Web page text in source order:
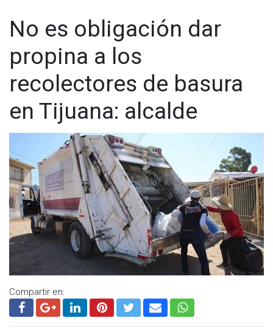
No es obligación dar
propina a los
recolectores de basura
en Tijuana: alcalde
Compartir en: